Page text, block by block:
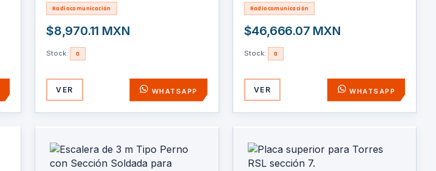
Radiocomunicación
$8,970.11 MXN
Stock: 0
VER WHATSAPP
Radiocomunicación
$46,666.07 MXN
Stock: 0
VER WHATSAPP